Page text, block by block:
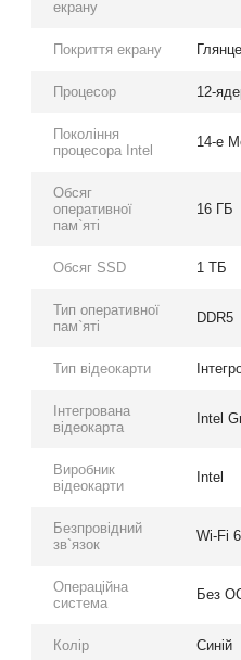
екрану
Покриття екрану
Процесор 12-
Покоління
процесора Intel
14-e
Обсяг
оперативної
пам`яті
16 ГБ
Обсяг SSD 1 ТБ
Тип оперативної
пам`яті
DDR5
Тип відеокарти
Інтегрована
відеокарта
Intel
Виробник
відеокарти
Intel
Безпровідний
зв`язок
Wi-Fi
Операційна
система
Без
Колір Синій